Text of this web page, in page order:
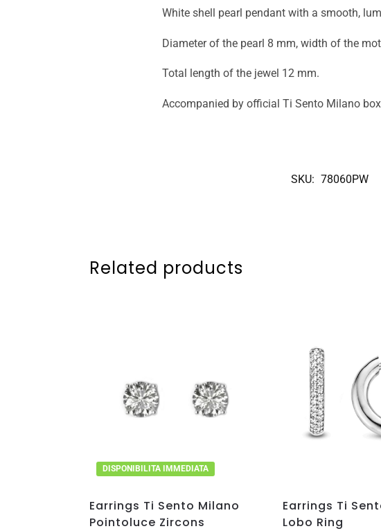
White shell pearl pendant with a smooth,
Diameter of the pearl 8 mm, width of the
Total length of the jewel 12 mm.
Accompanied by official Ti Sento Milano
SKU: 78060PW
Related products
DISPONIBILITA IMMEDIATA
Earrings Ti Sento Milano
Pointoluce Zircons
Earrings Ti
Lobo Ring